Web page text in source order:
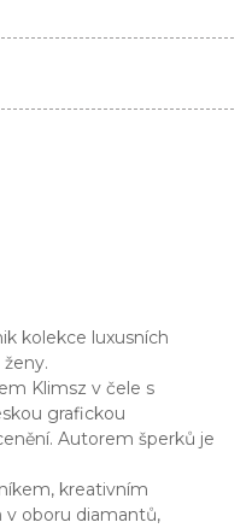
kolekce luxusních
Klimsz v čele s
grafickou
Autorem šperků je
kreativním
v oboru diamantů,